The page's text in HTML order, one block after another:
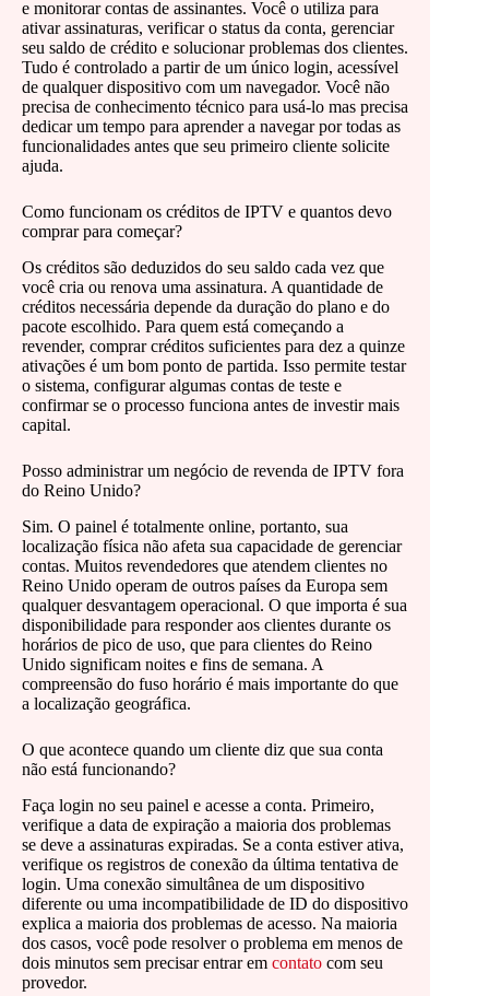
e monitorar contas de assinantes. Você o utiliza para
ativar assinaturas, verificar o status da conta, gerenciar
seu saldo de crédito e solucionar problemas dos clientes.
Tudo é controlado a partir de um único login, acessível
de qualquer dispositivo com um navegador. Você não
precisa de conhecimento técnico para usá-lo mas precisa
dedicar um tempo para aprender a navegar por todas as
funcionalidades antes que seu primeiro cliente solicite
ajuda.
Como funcionam os créditos de IPTV e quantos devo
comprar para começar?
Os créditos são deduzidos do seu saldo cada vez que
você cria ou renova uma assinatura. A quantidade de
créditos necessária depende da duração do plano e do
pacote escolhido. Para quem está começando a
revender, comprar créditos suficientes para dez a quinze
ativações é um bom ponto de partida. Isso permite testar
o sistema, configurar algumas contas de teste e
confirmar se o processo funciona antes de investir mais
capital.
Posso administrar um negócio de revenda de IPTV fora
do Reino Unido?
Sim. O painel é totalmente online, portanto, sua
localização física não afeta sua capacidade de gerenciar
contas. Muitos revendedores que atendem clientes no
Reino Unido operam de outros países da Europa sem
qualquer desvantagem operacional. O que importa é sua
disponibilidade para responder aos clientes durante os
horários de pico de uso, que para clientes do Reino
Unido significam noites e fins de semana. A
compreensão do fuso horário é mais importante do que
a localização geográfica.
O que acontece quando um cliente diz que sua conta
não está funcionando?
Faça login no seu painel e acesse a conta. Primeiro,
verifique a data de expiração a maioria dos problemas
se deve a assinaturas expiradas. Se a conta estiver ativa,
verifique os registros de conexão da última tentativa de
login. Uma conexão simultânea de um dispositivo
diferente ou uma incompatibilidade de ID do dispositivo
explica a maioria dos problemas de acesso. Na maioria
dos casos, você pode resolver o problema em menos de
dois minutos sem precisar entrar em contato com seu
provedor.